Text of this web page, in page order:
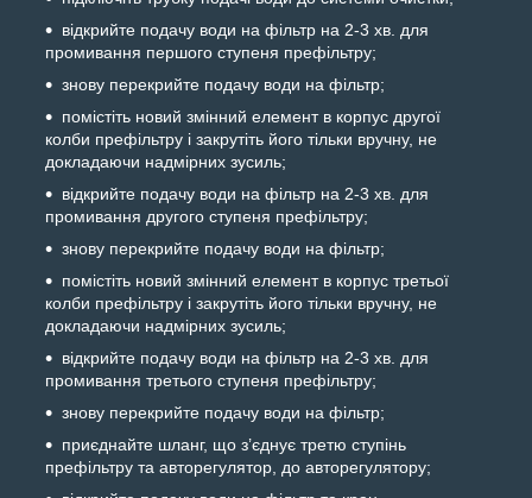
відкрийте подачу води на фільтр на 2-3 хв. для
промивання першого ступеня префільтру;
знову перекрийте подачу води на фільтр;
помістіть новий змінний елемент в корпус другої
колби префільтру і закрутіть його тільки вручну, не
докладаючи надмірних зусиль;
відкрийте подачу води на фільтр на 2-3 хв. для
промивання другого ступеня префільтру;
знову перекрийте подачу води на фільтр;
помістіть новий змінний елемент в корпус третьої
колби префільтру і закрутіть його тільки вручну, не
докладаючи надмірних зусиль;
відкрийте подачу води на фільтр на 2-3 хв. для
промивання третього ступеня префільтру;
знову перекрийте подачу води на фільтр;
приєднайте шланг, що з’єднує третю ступінь
префільтру та авторегулятор, до авторегулятору;